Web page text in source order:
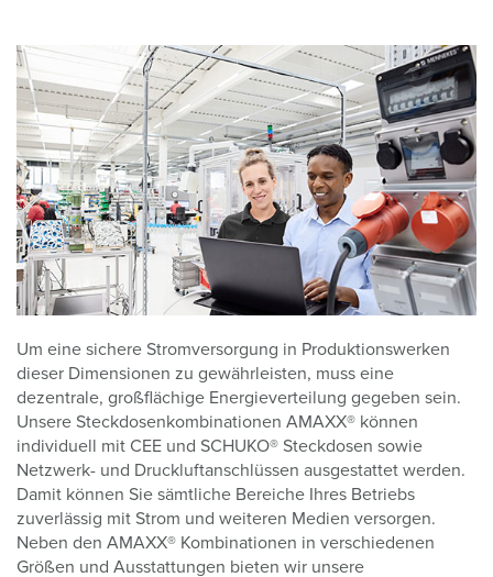
Um eine sichere Stromversorgung in Produktionswerken
dieser Dimensionen zu gewährleisten, muss eine
dezentrale, großflächige Energieverteilung gegeben sein.
Unsere Steckdosenkombinationen AMAXX® können
individuell mit CEE und SCHUKO® Steckdosen sowie
Netzwerk- und Druckluftanschlüssen ausgestattet werden.
Damit können Sie sämtliche Bereiche Ihres Betriebs
zuverlässig mit Strom und weiteren Medien versorgen.
Neben den AMAXX® Kombinationen in verschiedenen
Größen und Ausstattungen bieten wir unsere